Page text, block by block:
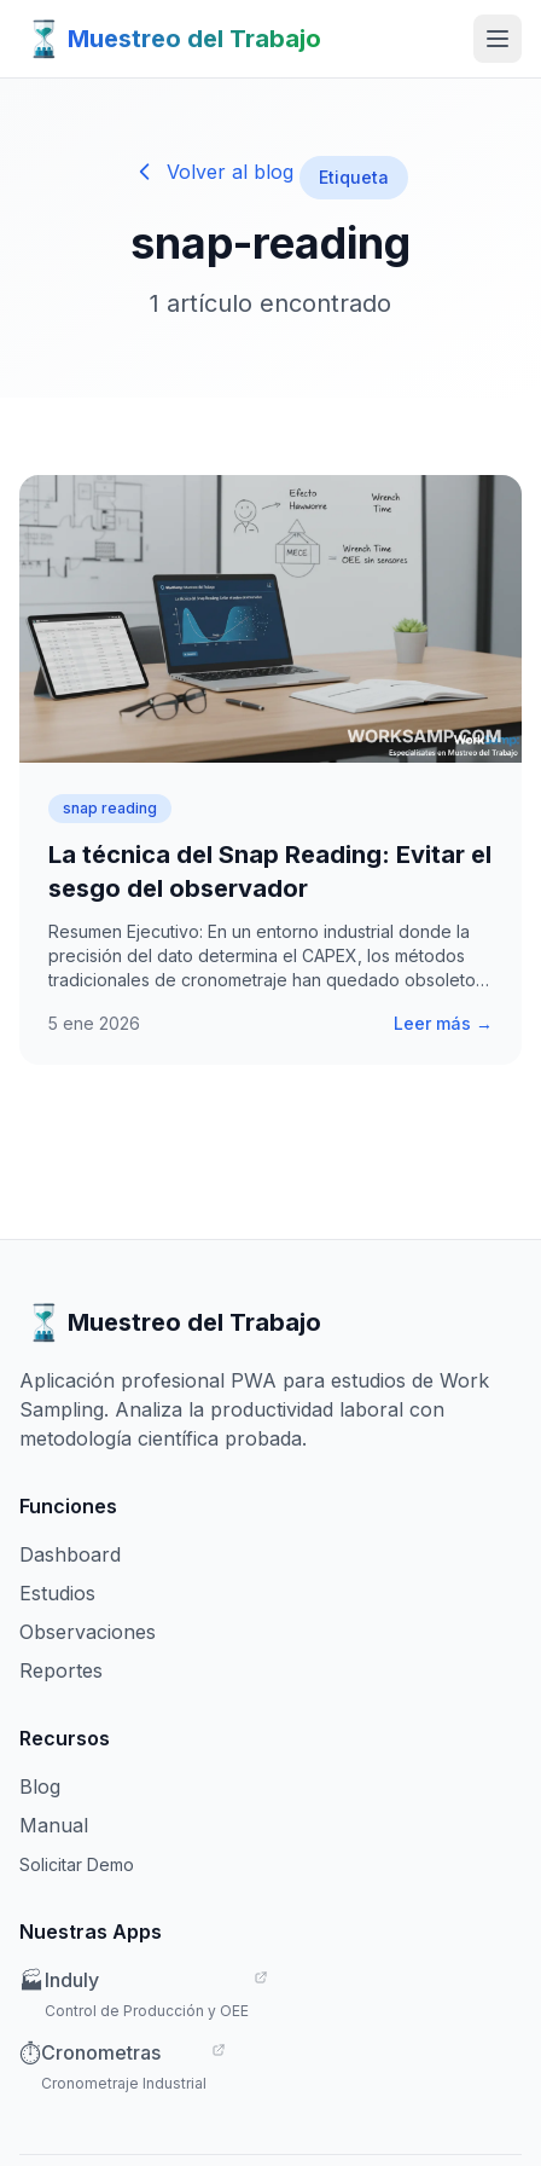
Muestreo del Trabajo
Volver al blog Etiqueta
snap-reading
1 artículo encontrado
snap reading
La técnica del Snap Reading: Evitar el
sesgo del observador
Resumen Ejecutivo: En un entorno industrial donde la
precisión del dato determina el CAPEX, los métodos
tradicionales de cronometraje han quedado obsoletos
5 ene 2026
Leer más →
Muestreo del Trabajo
Aplicación profesional PWA para estudios de Work
Sampling. Analiza la productividad laboral con
metodología científica probada.
Funciones
Dashboard
Estudios
Observaciones
Reportes
Recursos
Blog
Manual
Solicitar Demo
Nuestras Apps
🏭 Induly
Control de Producción y OEE
⏱️Cronometras
Cronometraje Industrial